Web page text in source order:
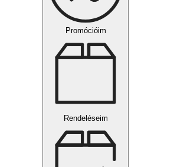
Promócióim
Rendeléseim